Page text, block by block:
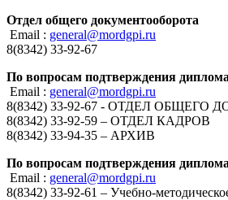
Отдел общего документооборота
Email : general@mordgpi.ru
8(8342) 33-92-67
По вопросам подтверждения
Email : general@mordgpi.ru
8(8342) 33-92-67 - ОТДЕЛ
8(8342) 33-92-59 – ОТДЕЛ КАДРОВ
8(8342) 33-94-35 – АРХИВ
По вопросам подтверждения
Email : general@mordgpi.ru
8(8342) 33-92-61 – Учебно-